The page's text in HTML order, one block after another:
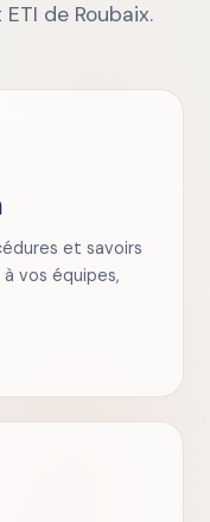
de Roubaix.
et savoirs
vos équipes,